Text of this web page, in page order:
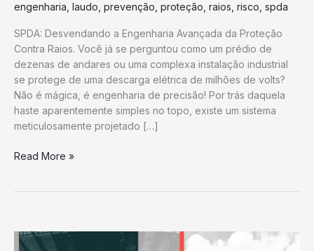
engenharia laudo prevenção proteção raios risco spda
SPDA: Desvendando a Engenharia Avançada da Proteção
Contra Raios. Você já se perguntou como um prédio de
dezenas de andares ou uma complexa instalação industrial
se protege de uma descarga elétrica de milhões de volts?
Não é mágica, é engenharia de precisão! Por trás daquela
haste aparentemente simples no topo, existe um sistema
meticulosamente projetado […]
Read More »